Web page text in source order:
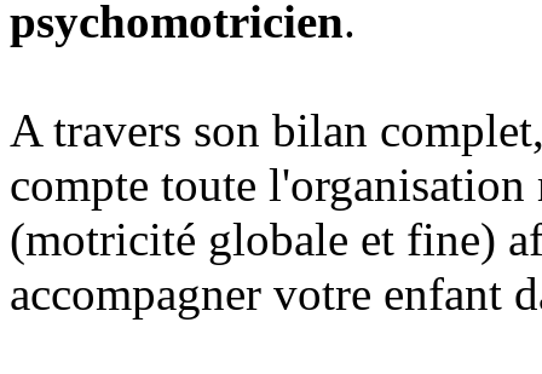
psychomotricien.
A travers son bilan
compte toute
(motricité globale et fine)
accompagner votre enfant